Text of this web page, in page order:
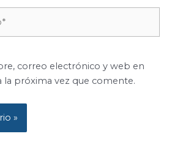
correo electrónico y web en
la próxima vez que comente.